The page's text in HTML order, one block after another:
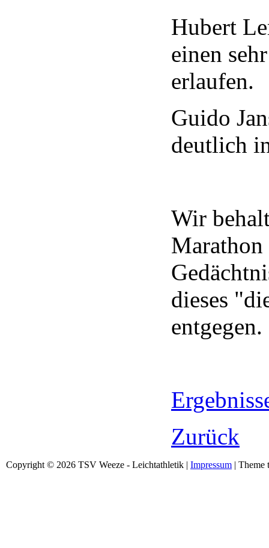
Hubert
einen
erlaufen.
Guido
deutlich
Wir
Marathon
dieses
entgegen.
Zurück
Copyright © 2026 TSV Weeze - Leichtathletik | Impressum | Theme